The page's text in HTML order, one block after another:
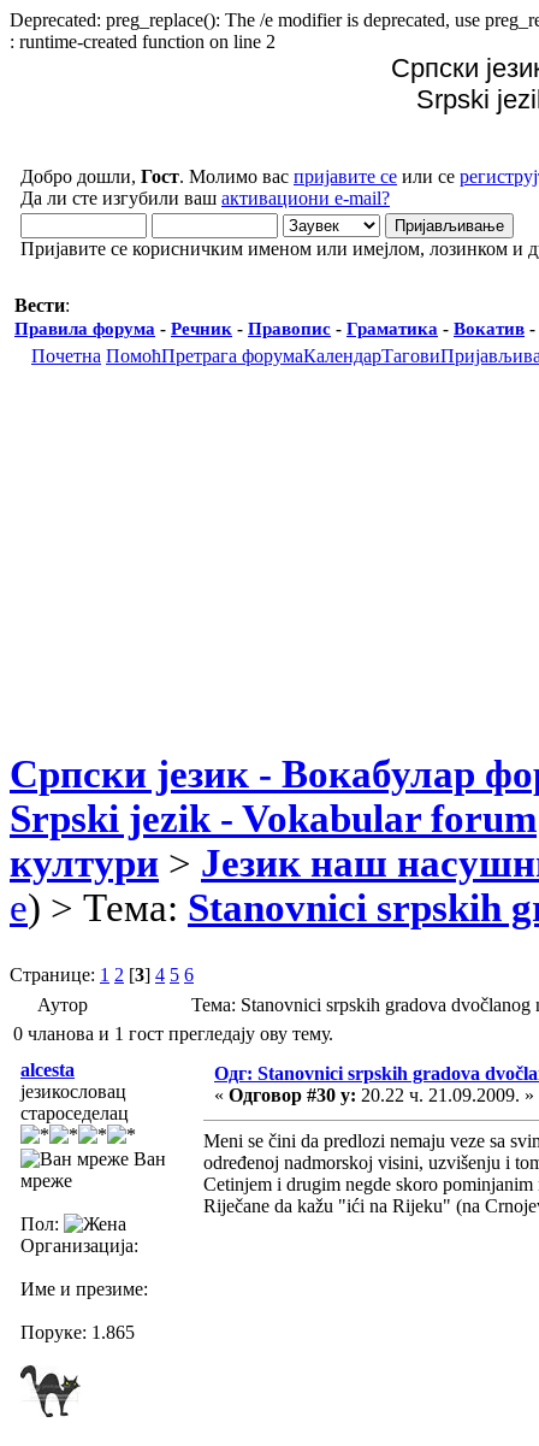
Deprecated: preg_replace(): The /e modifier is deprecated, use
: runtime-created function on line 2
Српски
Srpski
Добро дошли, Гост. Молимо вас пријавите се или се
Да ли сте изгубили ваш активациони e-mail?
Пријавите се корисничким именом или имејлом, лозинком и
Вести:
Правила форума - Речник - Правопис - Граматика - Вокатив -
Почетна ПомоћПретрага форумаКалендарТагови
Српски језик - Вокабулар
Srpski jezik - Vokabular forum
култури > Језик наш
e) > Тема: Stanovnici srpskih
Странице: 1 2 [3] 4 5 6
Аутор
Тема: Stanovnici srpskih gradova
0 чланова и 1 гост прегледају ову тему.
alcesta
језикословац
староседелац
Ван
мреже
Пол:
Организација:
Име и презиме:
Поруке: 1.865
Одг: Stanovnici srpskih gradova
« Одговор #30 у: 20.22 ч. 21.09.2009. »
Meni se čini da predlozi nemaju veze sa
određenoj nadmorskoj visini, uzvišenju i
Cetinjem i drugim negde skoro
Riječane da kažu "ići na Rijeku" (na